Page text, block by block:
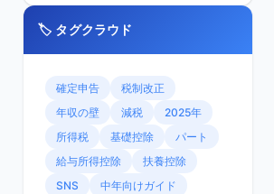
🏷️ タグクラウド
確定申告
税制改正
年収の壁
減税
2025年
所得税
基礎控除
パート
給与所得控除
扶養控除
SNS
中年向けガイド